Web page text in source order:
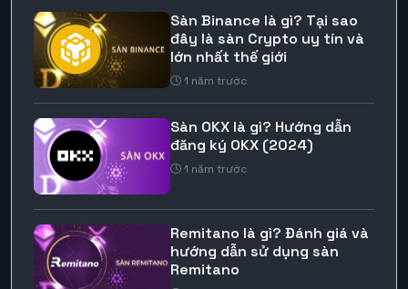
Sàn Binance là gì? Tại sao
đây là sàn Crypto uy tín và
lớn nhất thế giới
1 năm trước
Sàn OKX là gì? Hướng dẫn
đăng ký OKX (2024)
1 năm trước
Remitano là gì? Đánh giá và
hướng dẫn sử dụng sàn
Remitano